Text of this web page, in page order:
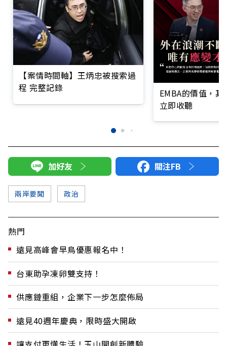
【案情時間軸】王炳忠被搜索過
程 完整記錄
EMBA的價值，
立即收聽
加好友 關注FB
兩岸要聞 政治
熱門
遠見高峰會早鳥優惠報名中！
台東助孕凍卵雙支持！
供應鏈重組，企業下一步怎麼佈局
遠見40週年慶典，限時盛大開啟